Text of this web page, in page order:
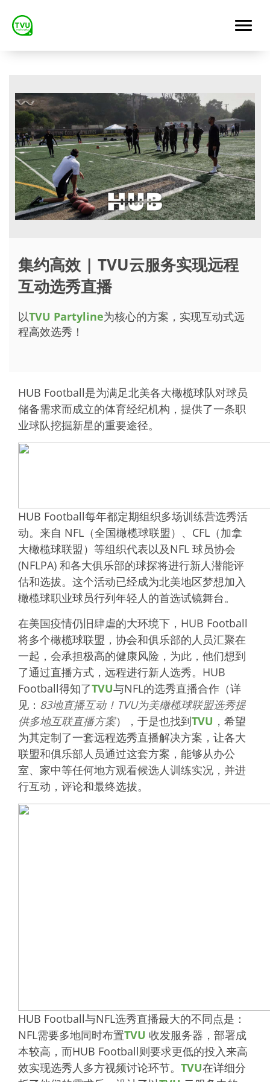
集约高效 | TVU云服务实现远程
互动选秀直播
以TVU Partyline为核心的方案，实现互动式远
程高效选秀！
HUB Football是为满足北美各大橄榄球队对球员
储备需求而成立的体育经纪机构，提供了一条职
业球队挖掘新星的重要途径。
HUB Football每年都定期组织多场训练营选秀活
动。来自 NFL（全国橄榄球联盟）、CFL（加拿
大橄榄球联盟）等组织代表以及NFL 球员协会
(NFLPA) 和各大俱乐部的球探将进行新人潜能评
估和选拔。这个活动已经成为北美地区梦想加入
橄榄球职业球员行列年轻人的首选试镜舞台。
在美国疫情仍旧肆虐的大环境下，HUB Football
将多个橄榄球联盟，协会和俱乐部的人员汇聚在
一起，会承担极高的健康风险，为此，他们想到
了通过直播方式，远程进行新人选秀。HUB
Football得知了TVU与NFL的选秀直播合作（详
见： 83地直播互动！TVU为美橄榄球联盟选秀提
供多地互联直播方案），于是也找到TVU ，希望
为其定制了一套远程选秀直播解决方案，让各大
联盟和俱乐部人员通过这套方案，能够从办公
室、家中等任何地方观看候选人训练实况，并进
行互动，评论和最终选拔。
HUB Football与NFL选秀直播最大的不同点是：
NFL需要多地同时布置TVU 收发服务器，部署成
本较高，而HUB Football则要求更低的投入来高
效实现选秀人多方视频讨论环节。 TVU在详细分